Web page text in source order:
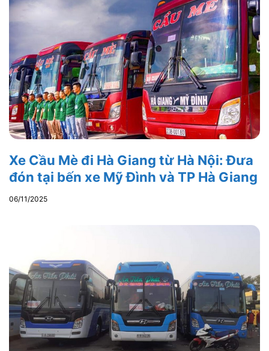
Xe Cầu Mè đi Hà Giang từ Hà Nội: Đưa
đón tại bến xe Mỹ Đình và TP Hà Giang
06/11/2025